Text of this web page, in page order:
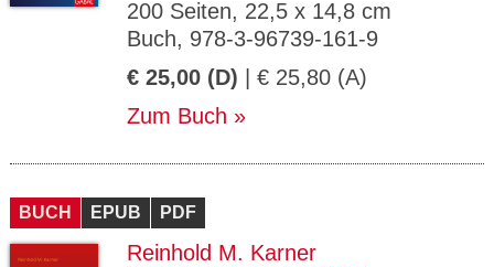
200 Seiten, 22,5 x 14,8 cm
Buch, 978-3-96739-161-9
€ 25,00 (D) | € 25,80 (A)
Zum Buch
BUCH EPUB PDF
Reinhold M. Karner